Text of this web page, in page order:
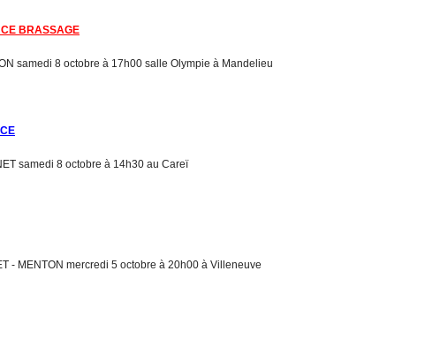
BRASSAGE
samedi 8 octobre à 17h00 salle Olympie à Mandelieu
samedi 8 octobre à 14h30 au Careï
- MENTON mercredi 5 octobre à 20h00 à Villeneuve